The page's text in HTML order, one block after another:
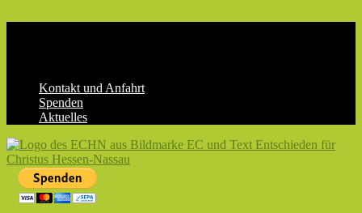
Kontakt und Anfahrt
Spenden
Aktuelles
ECHN